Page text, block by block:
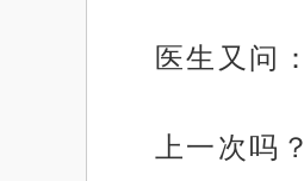
医生又问
上一次